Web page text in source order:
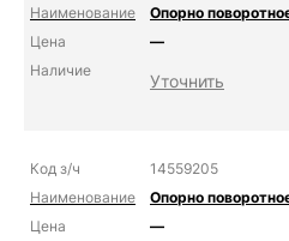
Опорно
—
Уточнить
14559205
Опорно
—